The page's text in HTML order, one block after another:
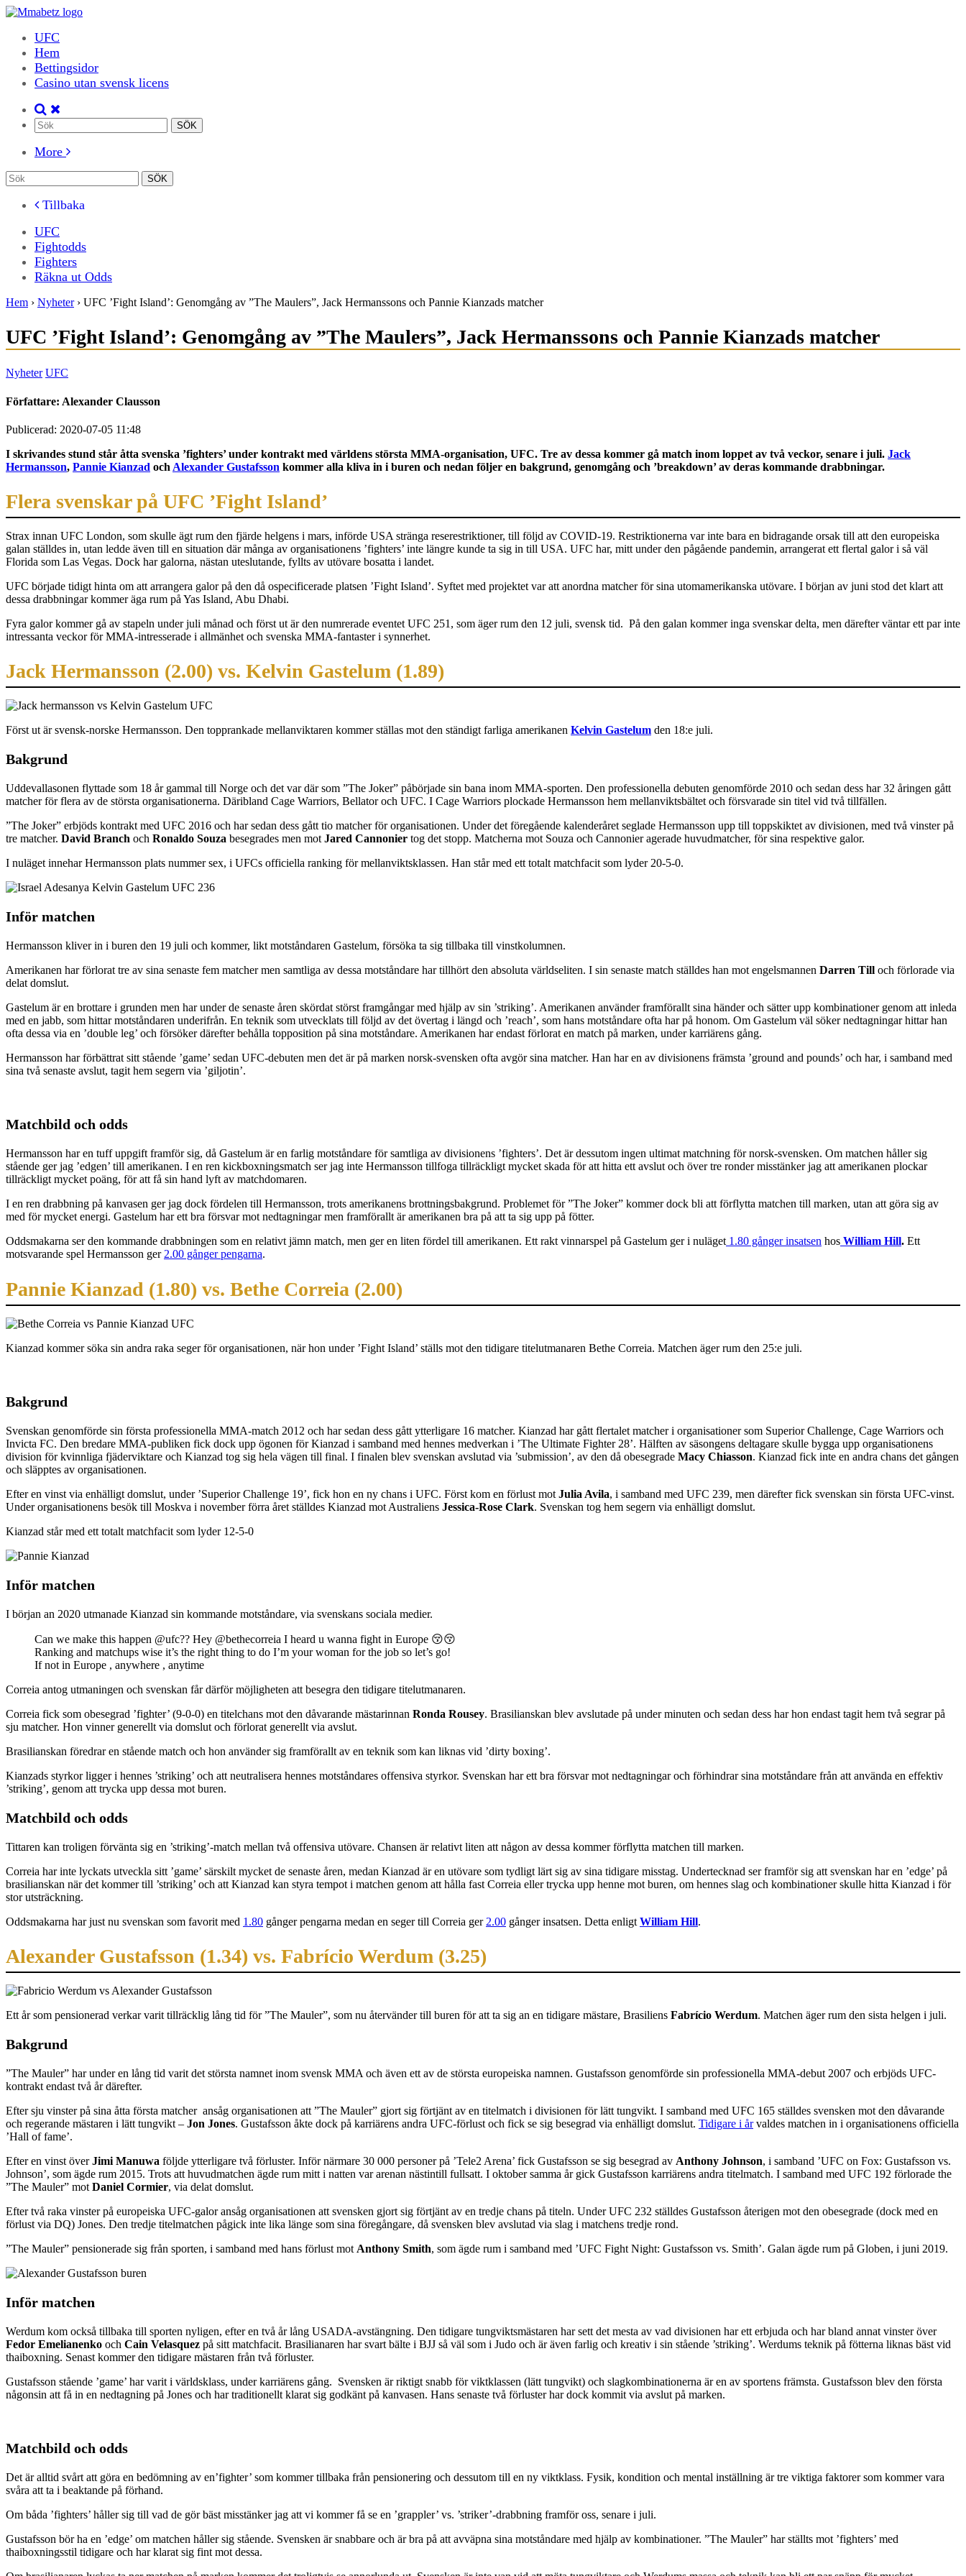
UFC
Hem
Bettingsidor
Casino utan svensk licens
More
Tillbaka
UFC
Fightodds
Fighters
Räkna ut Odds
Hem › Nyheter› UFC ’Fight Island’: Genomgång av ”The Maulers”, Jack Hermanssons och Pannie Kianzads matcher
UFC ’Fight Island’: Genomgång av ”The Maulers”, Jack Hermanssons och Pannie Kianzads matcher
Nyheter UFC
Författare: Alexander Clausson
Publicerad: 2020-07-05 11:48
I skrivandes stund står åtta svenska ’fighters’ under kontrakt med världens största MMA-organisation, UFC. Tre av dessa kommer gå match inom loppet av två veckor, senare i juli. Jack
Hermansson, Pannie Kianzad och Alexander Gustafsson kommer alla kliva in i buren och nedan följer en bakgrund, genomgång och ’breakdown’ av deras kommande drabbningar.
Flera svenskar på UFC ’Fight Island’
Strax innan UFC London, som skulle ägt rum den fjärde helgens i mars, införde USA stränga reserestriktioner, till följd av COVID-19. Restriktionerna var inte bara en bidragande orsak till att den europeiska
galan ställdes in, utan ledde även till en situation där många av organisationens ’fighters’ inte längre kunde ta sig in till USA. UFC har, mitt under den pågående pandemin, arrangerat ett flertal galor i så väl
Florida som Las Vegas. Dock har galorna, nästan uteslutande, fyllts av utövare bosatta i landet.
UFC började tidigt hinta om att arrangera galor på den då ospecificerade platsen ’Fight Island’. Syftet med projektet var att anordna matcher för sina utomamerikanska utövare. I början av juni stod det klart att
dessa drabbningar kommer äga rum på Yas Island, Abu Dhabi.
Fyra galor kommer gå av stapeln under juli månad och först ut är den numrerade eventet UFC 251, som äger rum den 12 juli, svensk tid. På den galan kommer inga svenskar delta, men därefter väntar ett par inte
intressanta veckor för MMA-intresserade i allmänhet och svenska MMA-fantaster i synnerhet.
Jack Hermansson (2.00) vs. Kelvin Gastelum (1.89)
Först ut är svensk-norske Hermansson. Den topprankade mellanviktaren kommer ställas mot den ständigt farliga amerikanen Kelvin Gastelum den 18:e juli.
Bakgrund
Uddevallasonen flyttade som 18 år gammal till Norge och det var där som ”The Joker” påbörjade sin bana inom MMA-sporten. Den professionella debuten genomförde 2010 och sedan dess har 32 åringen gått
matcher för flera av de största organisationerna. Däribland Cage Warriors, Bellator och UFC. I Cage Warriors plockade Hermansson hem mellanviktsbältet och försvarade sin titel vid två tillfällen.
”The Joker” erbjöds kontrakt med UFC 2016 och har sedan dess gått tio matcher för organisationen. Under det föregående kalenderåret seglade Hermansson upp till toppskiktet av divisionen, med två vinster på
tre matcher. David Branch och Ronaldo Souza besegrades men motJared Cannonier tog det stopp. Matcherna mot Souza och Cannonier agerade huvudmatcher, för sina respektive galor.
I nuläget innehar Hermansson plats nummer sex, i UFCs officiella ranking för mellanviktsklassen. Han står med ett totalt matchfacit som lyder 20-5-0.
Inför matchen
Hermansson kliver in i buren den 19 juli och kommer, likt motståndaren Gastelum, försöka ta sig tillbaka till vinstkolumnen.
Amerikanen har förlorat tre av sina senaste fem matcher men samtliga av dessa motståndare har tillhört den absoluta världseliten. I sin senaste match ställdes han mot engelsmannen Darren Till och förlorade via
delat domslut.
Gastelum är en brottare i grunden men har under de senaste åren skördat störst framgångar med hjälp av sin ’striking’. Amerikanen använder framförallt sina händer och sätter upp kombinationer genom att inleda
med en jabb, som hittar motståndaren underifrån. En teknik som utvecklats till följd av det övertag i längd och ’reach’, som hans motståndare ofta har på honom. Om Gastelum väl söker nedtagningar hittar han
ofta dessa via en ’double leg’ och försöker därefter behålla topposition på sina motståndare. Amerikanen har endast förlorat en match på marken, under karriärens gång.
Hermansson har förbättrat sitt stående ’game’ sedan UFC-debuten men det är på marken norsk-svensken ofta avgör sina matcher. Han har en av divisionens främsta ’ground and pounds’ och har, i samband med
sina två senaste avslut, tagit hem segern via ’giljotin’.
Matchbild och odds
Hermansson har en tuff uppgift framför sig, då Gastelum är en farlig motståndare för samtliga av divisionens ’fighters’. Det är dessutom ingen ultimat matchning för norsk-svensken. Om matchen håller sig
stående ger jag ’edgen’ till amerikanen. I en ren kickboxningsmatch ser jag inte Hermansson tillfoga tillräckligt mycket skada för att hitta ett avslut och över tre ronder misstänker jag att amerikanen plockar
tillräckligt mycket poäng, för att få sin hand lyft av matchdomaren.
I en ren drabbning på kanvasen ger jag dock fördelen till Hermansson, trots amerikanens brottningsbakgrund. Problemet för ”The Joker” kommer dock bli att förflytta matchen till marken, utan att göra sig av
med för mycket energi. Gastelum har ett bra försvar mot nedtagningar men framförallt är amerikanen bra på att ta sig upp på fötter.
Oddsmakarna ser den kommande drabbningen som en relativt jämn match, men ger en liten fördel till amerikanen. Ett rakt vinnarspel på Gastelum ger i nuläget1.80 gånger insatsen hos William Hill. Ett
motsvarande spel Hermansson ger2.00 gånger pengarna.
Pannie Kianzad (1.80) vs. Bethe Correia (2.00)
Kianzad kommer söka sin andra raka seger för organisationen, när hon under ’Fight Island’ ställs mot den tidigare titelutmanaren Bethe Correia. Matchen äger rum den 25:e juli.
Bakgrund
Svenskan genomförde sin första professionella MMA-match 2012 och har sedan dess gått ytterligare 16 matcher. Kianzad har gått flertalet matcher i organisationer som Superior Challenge, Cage Warriors och
Invicta FC. Den bredare MMA-publiken fick dock upp ögonen för Kianzad i samband med hennes medverkan i ’The Ultimate Fighter 28’. Hälften av säsongens deltagare skulle bygga upp organisationens
division för kvinnliga fjäderviktare och Kianzad tog sig hela vägen till final. I finalen blev svenskan avslutad via ’submission’, av den då obesegrade Macy Chiasson. Kianzad fick inte en andra chans det gången
och släpptes av organisationen.
Efter en vinst via enhälligt domslut, under ’Superior Challenge 19’, fick hon en ny chans i UFC. Först kom en förlust mot Julia Avila, i samband med UFC 239, men därefter fick svenskan sin första UFC-vinst.
Under organisationens besök till Moskva i november förra året ställdes Kianzad mot Australiens Jessica-Rose Clark. Svenskan tog hem segern via enhälligt domslut.
Kianzad står med ett totalt matchfacit som lyder 12-5-0
Inför matchen
I början an 2020 utmanade Kianzad sin kommande motståndare, via svenskans sociala medier.
Can we make this happen @ufc?? Hey @bethecorreia I heard u wanna fight in Europe 😚😚
Ranking and matchups wise it’s the right thing to do I’m your woman for the job so let’s go!
If not in Europe , anywhere , anytime
Correia antog utmaningen och svenskan får därför möjligheten att besegra den tidigare titelutmanaren.
Correia fick som obesegrad ’fighter’ (9-0-0) en titelchans mot den dåvarande mästarinnan Ronda Rousey. Brasilianskan blev avslutade på under minuten och sedan dess har hon endast tagit hem två segrar på
sju matcher. Hon vinner generellt via domslut och förlorat generellt via avslut.
Brasilianskan föredrar en stående match och hon använder sig framförallt av en teknik som kan liknas vid ’dirty boxing’.
Kianzads styrkor ligger i hennes ’striking’ och att neutralisera hennes motståndares offensiva styrkor. Svenskan har ett bra försvar mot nedtagningar och förhindrar sina motståndare från att använda en effektiv
’striking’, genom att trycka upp dessa mot buren.
Matchbild och odds
Tittaren kan troligen förvänta sig en ’striking’-match mellan två offensiva utövare. Chansen är relativt liten att någon av dessa kommer förflytta matchen till marken.
Correia har inte lyckats utveckla sitt ’game’ särskilt mycket de senaste åren, medan Kianzad är en utövare som tydligt lärt sig av sina tidigare misstag. Undertecknad ser framför sig att svenskan har en ’edge’ på
brasilianskan när det kommer till ’striking’ och att Kianzad kan styra tempot i matchen genom att hålla fast Correia eller trycka upp henne mot buren, om hennes slag och kombinationer skulle hitta Kianzad i för
stor utsträckning.
Oddsmakarna har just nu svenskan som favorit med 1.80 gånger pengarna medan en seger till Correia ger 2.00 gånger insatsen. Detta enligt William Hill.
Alexander Gustafsson (1.34) vs. Fabrício Werdum (3.25)
Ett år som pensionerad verkar varit tillräcklig lång tid för ”The Mauler”, som nu återvänder till buren för att ta sig an en tidigare mästare, Brasiliens Fabrício Werdum. Matchen äger rum den sista helgen i juli.
Bakgrund
”The Mauler” har under en lång tid varit det största namnet inom svensk MMA och även ett av de största europeiska namnen. Gustafsson genomförde sin professionella MMA-debut 2007 och erbjöds UFC-
kontrakt endast två år därefter.
Efter sju vinster på sina åtta första matcher ansåg organisationen att ”The Mauler” gjort sig förtjänt av en titelmatch i divisionen för lätt tungvikt. I samband med UFC 165 ställdes svensken mot den dåvarande
och regerande mästaren i lätt tungvikt – Jon Jones. Gustafsson åkte dock på karriärens andra UFC-förlust och fick se sig besegrad via enhälligt domslut. Tidigare i årvaldes matchen in i organisationens officiella
’Hall of fame’.
Efter en vinst överJimi Manuwa följde ytterligare två förluster. Inför närmare 30 000 personer på ’Tele2 Arena’ fick Gustafsson se sig besegrad av Anthony Johnson, i samband ’UFC on Fox: Gustafsson vs.
Johnson’, som ägde rum 2015. Trots att huvudmatchen ägde rum mitt i natten var arenan nästintill fullsatt. I oktober samma år gick Gustafsson karriärens andra titelmatch. I samband med UFC 192 förlorade the
”The Mauler” mot Daniel Cormier, via delat domslut.
Efter två raka vinster på europeiska UFC-galor ansåg organisationen att svensken gjort sig förtjänt av en tredje chans på titeln. Under UFC 232 ställdes Gustafsson återigen mot den obesegrade (dock med en
förlust via DQ) Jones. Den tredje titelmatchen pågick inte lika länge som sina föregångare, då svensken blev avslutad via slag i matchens tredje rond.
”The Mauler” pensionerade sig från sporten, i samband med hans förlust mot Anthony Smith, som ägde rum i samband med ’UFC Fight Night: Gustafsson vs. Smith’. Galan ägde rum på Globen, i juni 2019.
Inför matchen
Werdum kom också tillbaka till sporten nyligen, efter en två år lång USADA-avstängning. Den tidigare tungviktsmästaren har sett det mesta av vad divisionen har ett erbjuda och har bland annat vinster över
Fedor Emelianenko och Cain Velasquez på sitt matchfacit. Brasilianaren har svart bälte i BJJ så väl som i Judo och är även farlig och kreativ i sin stående ’striking’. Werdums teknik på fötterna liknas bäst vid
thaiboxning. Senast kommer den tidigare mästaren från två förluster.
Gustafsson stående ’game’ har varit i världsklass, under karriärens gång. Svensken är riktigt snabb för viktklassen (lätt tungvikt) och slagkombinationerna är en av sportens främsta. Gustafsson blev den första
någonsin att få in en nedtagning på Jones och har traditionellt klarat sig godkänt på kanvasen. Hans senaste två förluster har dock kommit via avslut på marken.
Matchbild och odds
Det är alltid svårt att göra en bedömning av en’fighter’ som kommer tillbaka från pensionering och dessutom till en ny viktklass. Fysik, kondition och mental inställning är tre viktiga faktorer som kommer vara
svåra att ta i beaktande på förhand.
Om båda ’fighters’ håller sig till vad de gör bäst misstänker jag att vi kommer få se en ’grappler’ vs. ’striker’-drabbning framför oss, senare i juli.
Gustafsson bör ha en ’edge’ om matchen håller sig stående. Svensken är snabbare och är bra på att avväpna sina motståndare med hjälp av kombinationer. ”The Mauler” har ställts mot ’fighters’ med
thaiboxningsstil tidigare och har klarat sig fint mot dessa.